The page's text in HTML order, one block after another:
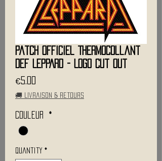
Patch Officiel Thermocollant
DEF LEPPARD - Logo Cut Out
€5.00
🚚 Livraison & retours
Couleur *
Quantity *